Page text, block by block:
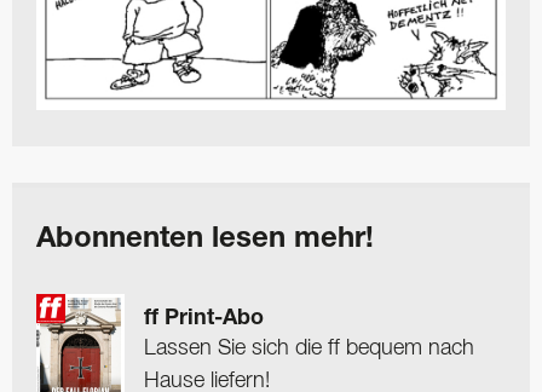
Abonnenten lesen mehr!
ff Print-Abo
Lassen Sie sich die ff bequem nach
Hause liefern!